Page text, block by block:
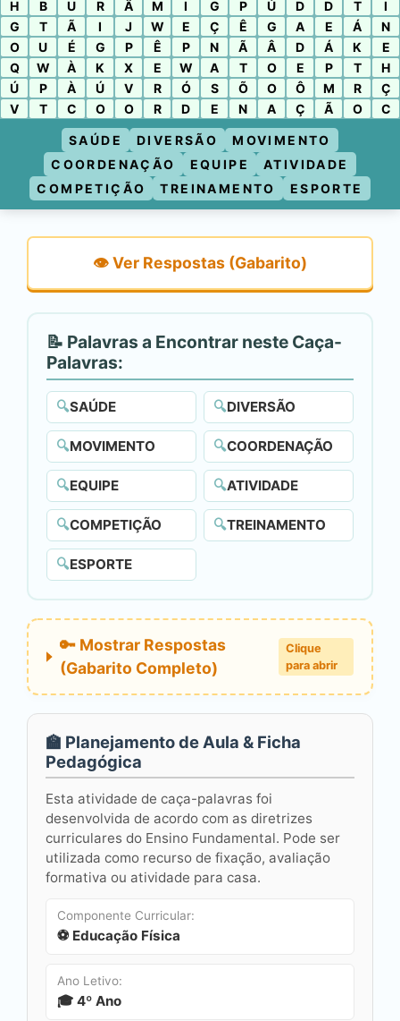
H B U R Â M I G P Ú D D T
I
G
T Ã I J W E Ç Ê G A E Á
N
O
U É G P Ê P N Ã Â D Á K
E
Q
W À K X E W A T O E P T
H
Ú
P À Ú V R Ó S Õ O Ô M R
Ç
V
T C O O R D E N A Ç Ã O C
SAÚDE DIVERSÃO
MOVIMENTO
COORDENAÇÃO
EQUIPE
ATIVIDADE
COMPETIÇÃO
TREINAMENTO ESPORTE
👁️ Ver Respostas (Gabarito)
📝 Palavras a Encontrar neste Caça-
Palavras:
🔍SAÚDE 🔍DIVERSÃO
🔍MOVIMENTO 🔍COORDENAÇÃO
🔍EQUIPE 🔍ATIVIDADE
🔍COMPETIÇÃO 🔍TREINAMENTO
🔍ESPORTE
🔑 Mostrar Respostas
(Gabarito Completo)
Clique
para abrir
🏫 Planejamento de Aula & Ficha
Pedagógica
Esta atividade de caça-palavras foi
desenvolvida de acordo com as diretrizes
curriculares do Ensino Fundamental. Pode ser
utilizada como recurso de fixação, avaliação
formativa ou atividade para casa.
Componente Curricular:
⚽ Educação Física
Ano Letivo:
🎓 4º Ano